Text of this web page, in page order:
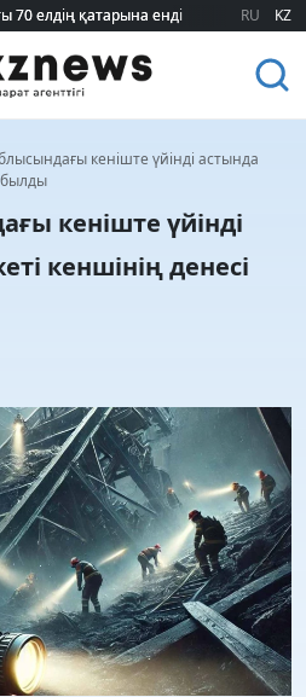
70 елдің қатарына енді
70 елдің қатарына енді RU KZ
кеніште үйінді астында
кеніште үйінді
кеншінің денесі